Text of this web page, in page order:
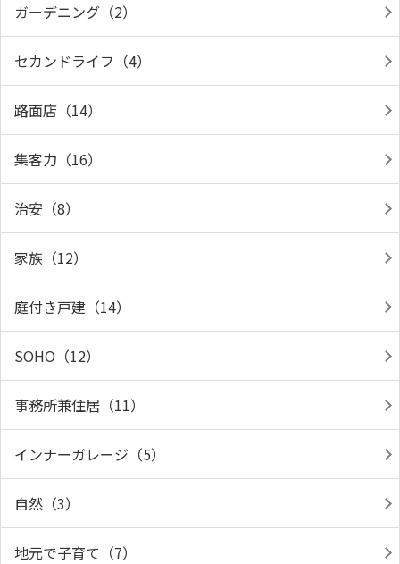
ガーデニング（2）
セカンドライフ（4）
路面店（14）
集客力（16）
治安（8）
家族（12）
庭付き戸建（14）
SOHO（12）
事務所兼住居（11）
インナーガレージ（5）
自然（3）
地元で子育て（7）